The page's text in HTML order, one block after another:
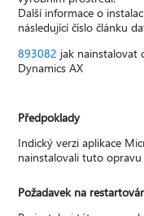
Další informace o
následující číslo článku
893082 jak
Dynamics AX
Předpoklady
Indický verzi aplikace
nainstalovali tuto
Požadavek na